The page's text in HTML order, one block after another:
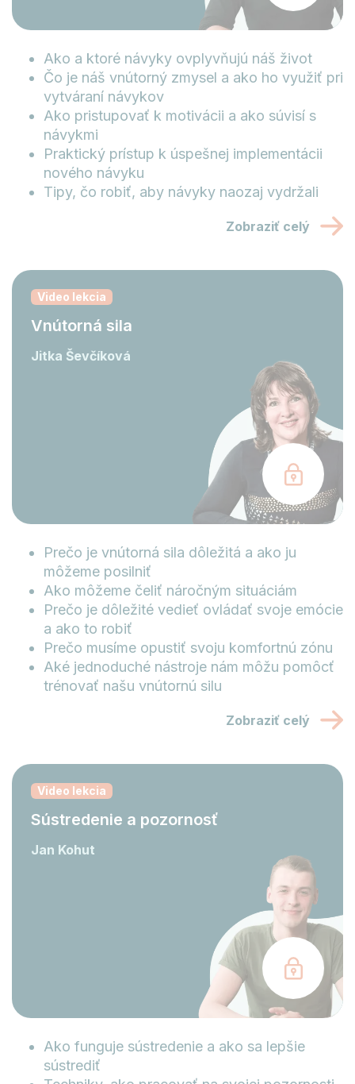
Ako a ktoré návyky ovplyvňujú náš život
Čo je náš vnútorný zmysel a ako ho využiť pri
vytváraní návykov
Ako pristupovať k motivácii a ako súvisí s
návykmi
Praktický prístup k úspešnej implementácii
nového návyku
Tipy, čo robiť, aby návyky naozaj vydržali
Zobraziť celý
Video lekcia
Vnútorná sila
Jitka Ševčíková
Prečo je vnútorná sila dôležitá a ako ju
môžeme posilniť
Ako môžeme čeliť náročným situáciám
Prečo je dôležité vedieť ovládať svoje emócie
a ako to robiť
Prečo musíme opustiť svoju komfortnú zónu
Aké jednoduché nástroje nám môžu pomôcť
trénovať našu vnútornú silu
Zobraziť celý
Video lekcia
Sústredenie a pozornosť
Jan Kohut
Ako funguje sústredenie a ako sa lepšie
sústrediť